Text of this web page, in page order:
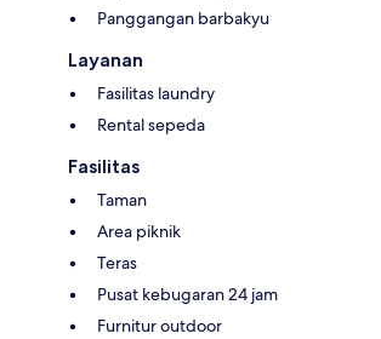
Panggangan barbakyu
Layanan
Fasilitas laundry
Rental sepeda
Fasilitas
Taman
Area piknik
Teras
Pusat kebugaran 24 jam
Furnitur outdoor